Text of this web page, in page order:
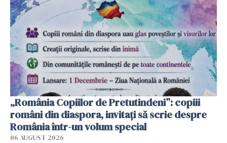
„România Copiilor de Pretutindeni”: copiii
români din diaspora, invitați să scrie despre
România într-un volum special
06 AUGUST 2026